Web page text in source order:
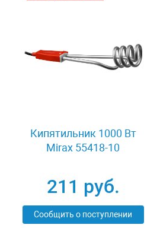
Кипятильник 1000 Вт
Mirax 55418-10
211 руб.
Сообщить о поступлении